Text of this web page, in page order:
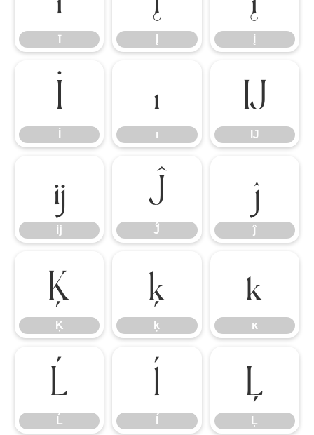
ī į
İ ı
ı Ĳ
Ĳ
ĳ
ĳ Ĵ
Ĵ ĵ
ĵ
Ķ
Ķ ķ
ķ ĸ
ĸ
Ĺ
Ĺ ĺ Ļ
Ļ